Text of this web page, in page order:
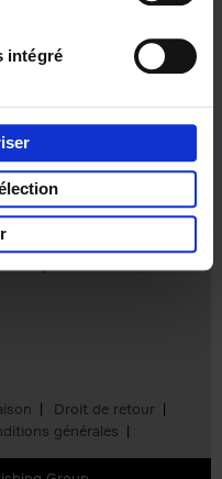
intégré
panier
Droit de retour
générales
de lecture, de